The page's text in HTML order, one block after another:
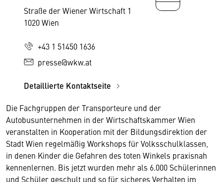
Straße der Wiener Wirtschaft 1
1020 Wien
+43 1 51450 1636
presse@wkw.at
Detaillierte Kontaktseite
Die Fachgruppen der Transporteure und der
Autobusunternehmen in der Wirtschaftskammer Wien
veranstalten in Kooperation mit der Bildungsdirektion der
Stadt Wien regelmäßig Workshops für Volksschulklassen,
in denen Kinder die Gefahren des toten Winkels praxisnah
kennenlernen. Bis jetzt wurden mehr als 6.000 Schülerinnen
und Schüler geschult und so für sicheres Verhalten im